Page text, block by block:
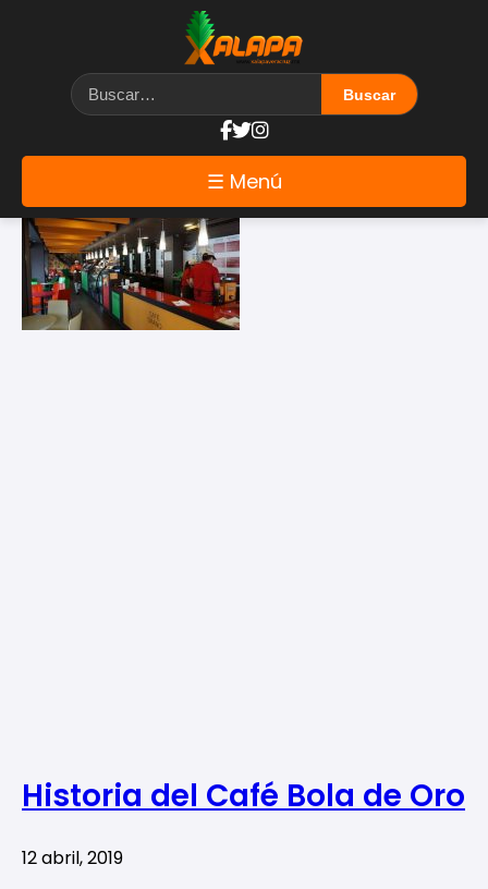
☰ Menú
Etiqueta: Cafe de altura
Historia del Café Bola de Oro
12 abril, 2019